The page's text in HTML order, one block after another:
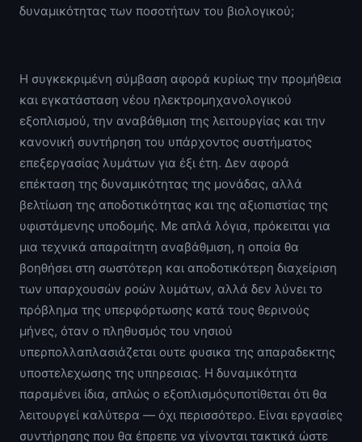
δυναμικότητας των ποσοτήτων του βιολογικού;
Η συγκεκριμένη σύμβαση αφορά κυρίως την προμήθεια
και εγκατάσταση νέου ηλεκτρομηχανολογικού
εξοπλισμού, την αναβάθμιση της λειτουργίας και την
κανονική συντήρηση του υπάρχοντος συστήματος
επεξεργασίας λυμάτων για έξι έτη. Δεν αφορά
επέκταση της δυναμικότητας της μονάδας, αλλά
βελτίωση της αποδοτικότητας και της αξιοπιστίας της
υφιστάμενης υποδομής. Με απλά λόγια, πρόκειται για
μια τεχνικά απαραίτητη αναβάθμιση, η οποία θα
βοηθήσει στη σωστότερη και αποδοτικότερη διαχείριση
των υπαρχουσών ροών λυμάτων, αλλά δεν λύνει το
πρόβλημα της υπερφόρτωσης κατά τους θερινούς
μήνες, όταν ο πληθυσμός του νησιού
υπερπολλαπλασιάζεται ουτε φυσικα της απαραδεκτης
υποστελεχωσης της υπηρεσιας. Η δυναμικότητα
παραμένει ίδια, απλώς ο εξοπλισμόςυποτίθεται ότι θα
λειτουργεί καλύτερα — όχι περισσότερο. Είναι εργασίες
συντήρησης που θα έπρεπε να γίνονται τακτικά ώστε